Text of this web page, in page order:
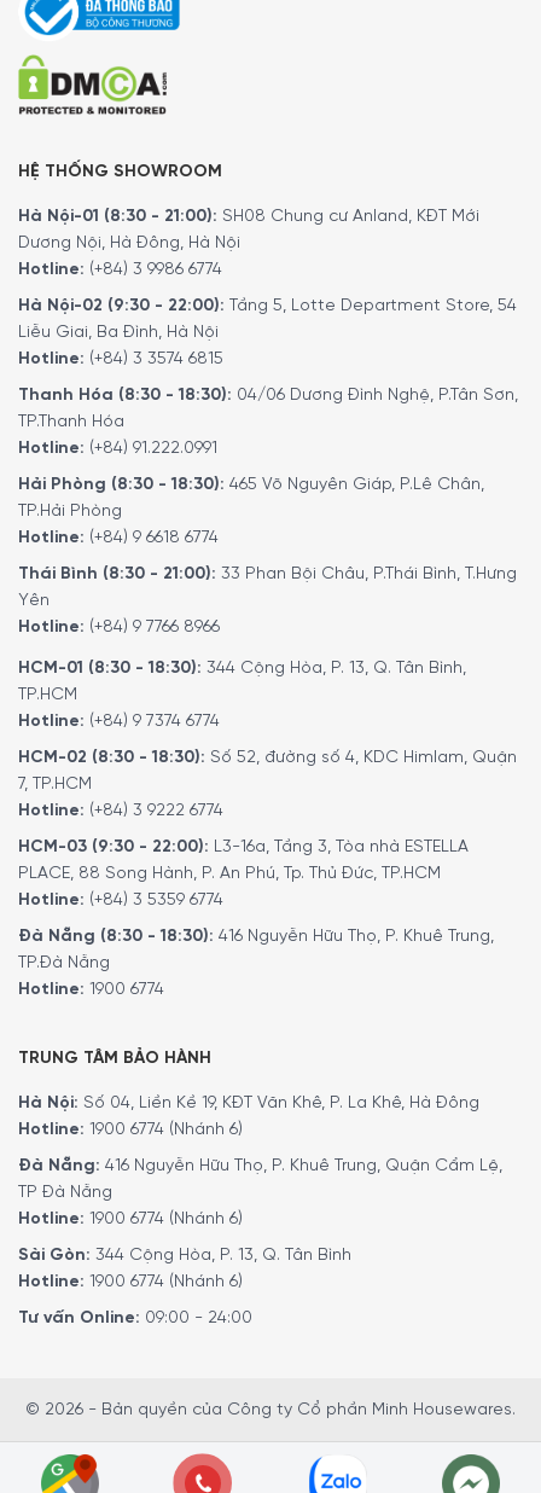
HỆ THỐNG SHOWROOM
Hà Nội-01 (8:30 - 21:00): SH08 Chung cư Anland, KĐT Mới
Dương Nội, Hà Đông, Hà Nội
Hotline: (+84) 3 9986 6774
Hà Nội-02 (9:30 - 22:00): Tầng 5, Lotte Department Store, 54
Liễu Giai, Ba Đình, Hà Nội
Hotline: (+84) 3 3574 6815
Thanh Hóa (8:30 - 18:30): 04/06 Dương Đình Nghệ, P.Tân Sơn,
TP.Thanh Hóa
Hotline: (+84) 91.222.0991
Hải Phòng (8:30 - 18:30): 465 Võ Nguyên Giáp, P.Lê Chân,
TP.Hải Phòng
Hotline: (+84) 9 6618 6774
Thái Bình (8:30 - 21:00): 33 Phan Bội Châu, P.Thái Bình, T.Hưng
Yên
Hotline: (+84) 9 7766 8966
HCM-01 (8:30 - 18:30): 344 Cộng Hòa, P. 13, Q. Tân Bình,
TP.HCM
Hotline: (+84) 9 7374 6774
HCM-02 (8:30 - 18:30): Số 52, đường số 4, KDC Himlam, Quận
7, TP.HCM
Hotline: (+84) 3 9222 6774
HCM-03 (9:30 - 22:00): L3-16a, Tầng 3, Tòa nhà ESTELLA
PLACE, 88 Song Hành, P. An Phú, Tp. Thủ Đức, TP.HCM
Hotline: (+84) 3 5359 6774
Đà Nẵng (8:30 - 18:30): 416 Nguyễn Hữu Thọ, P. Khuê Trung,
TP.Đà Nẵng
Hotline: 1900 6774
TRUNG TÂM BẢO HÀNH
Hà Nội: Số 04, Liền Kề 19, KĐT Văn Khê, P. La Khê, Hà Đông
Hotline: 1900 6774 (Nhánh 6)
Đà Nẵng: 416 Nguyễn Hữu Thọ, P. Khuê Trung, Quận Cẩm Lệ,
TP Đà Nẵng
Hotline: 1900 6774 (Nhánh 6)
Sài Gòn: 344 Cộng Hòa, P. 13, Q. Tân Bình
Hotline: 1900 6774 (Nhánh 6)
Tư vấn Online: 09:00 - 24:00
© 2026 - Bản quyền của Công ty Cổ phần Minh Housewares.